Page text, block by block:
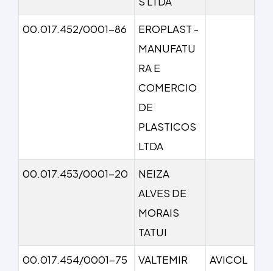
00.017.452/0001-86
EROPLAST -
MANUFATU
RA E
COMERCIO
DE
PLASTICOS
LTDA
00.017.453/0001-20
NEIZA
ALVES DE
MORAIS
TATUI
00.017.454/0001-75
VALTEMIR
AVICOL